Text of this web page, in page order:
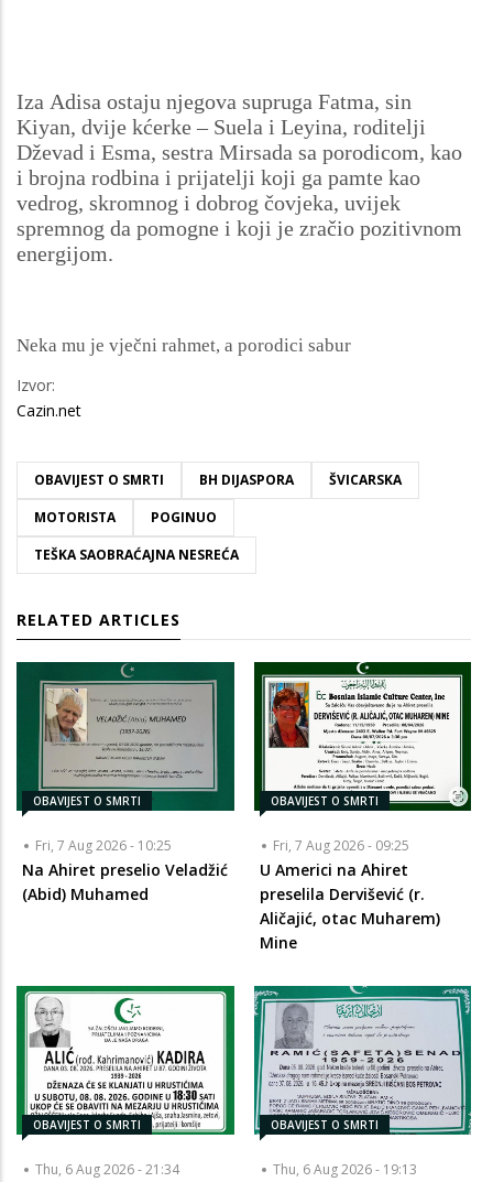
Iza Adisa ostaju njegova supruga Fatma, sin
Kiyan, dvije kćerke – Suela i Leyina, roditelji
Dževad i Esma, sestra Mirsada sa porodicom, kao
i brojna rodbina i prijatelji koji ga pamte kao
vedrog, skromnog i dobrog čovjeka, uvijek
spremnog da pomogne i koji je zračio pozitivnom
energijom.
Neka mu je vječni rahmet, a porodici sabur
Izvor:
Cazin.net
OBAVIJEST O SMRTI BH DIJASPORA
ŠVICARSKA
MOTORISTA
POGINUO
TEŠKA SAOBRAĆAJNA NESREĆA
RELATED ARTICLES
OBAVIJEST O SMRTI
Fri, 7 Aug 2026 - 10:25
Na Ahiret preselio Veladžić
(Abid) Muhamed
OBAVIJEST O SMRTI
Fri, 7 Aug 2026 - 09:25
U Americi na Ahiret
preselila Dervišević (r.
Aličajić, otac Muharem)
Mine
OBAVIJEST O SMRTI
Thu, 6 Aug 2026 - 21:34
OBAVIJEST O SMRTI
Thu, 6 Aug 2026 - 19:13